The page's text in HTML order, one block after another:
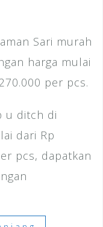
Sari murah
harga mulai
per pcs.
u ditch di
dari Rp
pcs, dapatkan